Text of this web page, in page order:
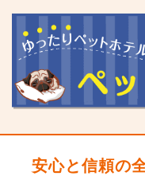
安心と信頼の